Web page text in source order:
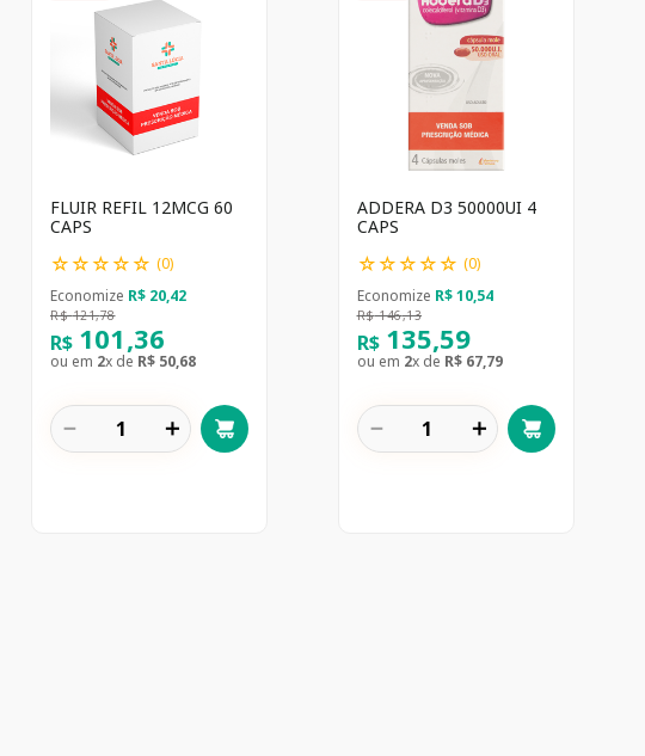
FLUIR REFIL 12MCG 60
CAPS
☆☆☆☆☆ (0)
Economize R$ 20,42
R$ 121,78
R$ 101,36
ou em 2x de R$ 50,68
＋
－
ADDERA D3 50000UI 4
CAPS
☆☆☆☆☆ (0)
Economize R$ 10,54
R$ 146,13
R$ 135,59
ou em 2x de R$ 67,79
＋
－